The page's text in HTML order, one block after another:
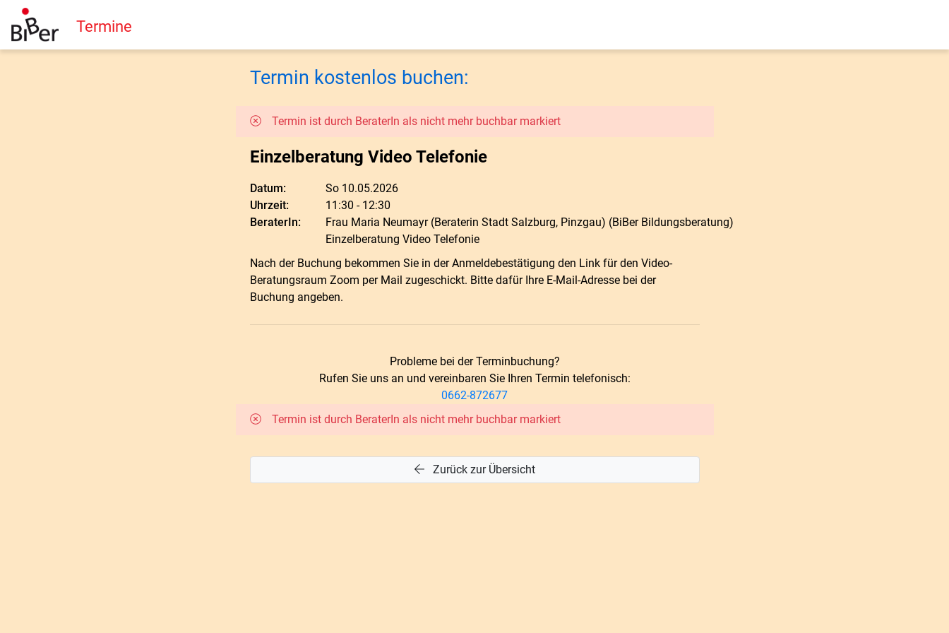
Termine
Termin kostenlos buchen:
Termin ist durch BeraterIn als nicht mehr buchbar markiert
Einzelberatung Video Telefonie
Datum:
So 10.05.2026
Uhrzeit:
11:30 - 12:30
BeraterIn:
Frau Maria Neumayr (Beraterin Stadt Salzburg, Pinzgau) (BiBer Bildungsberatung)
Einzelberatung Video Telefonie
Nach der Buchung bekommen Sie in der Anmeldebestätigung den Link für den Video-
Beratungsraum Zoom per Mail zugeschickt. Bitte dafür Ihre E-Mail-Adresse bei der
Buchung angeben.
Probleme bei der Terminbuchung?
Rufen Sie uns an und vereinbaren Sie Ihren Termin telefonisch:
0662-872677
Termin ist durch BeraterIn als nicht mehr buchbar markiert
Zurück zur Übersicht